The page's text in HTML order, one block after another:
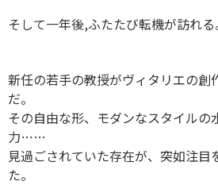
そして一年後,ふたたび転機が訪れる
新任の若手の教授がヴィタリエの創
だ。
その自由な形、モダンなスタイルの
力……
見過ごされていた存在が、突如注目
た。